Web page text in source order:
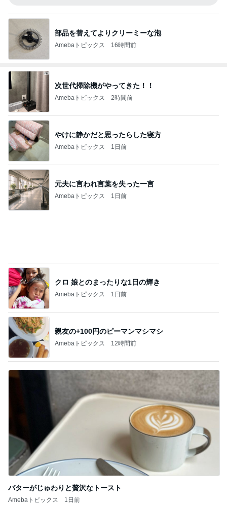
部品を替えてよりクリーミーな泡
Amebaトピックス 16時間前
次世代掃除機がやってきた！！
Amebaトピックス 2時間前
やけに静かだと思ったらした寝方
Amebaトピックス 1日前
元夫に言われ言葉を失った一言
Amebaトピックス 1日前
クロ 娘とのまったりな1日の輝き
Amebaトピックス 1日前
親友の+100円のピーマンマシマシ
Amebaトピックス 12時間前
バターがじゅわりと贅沢なトースト
Amebaトピックス 1日前